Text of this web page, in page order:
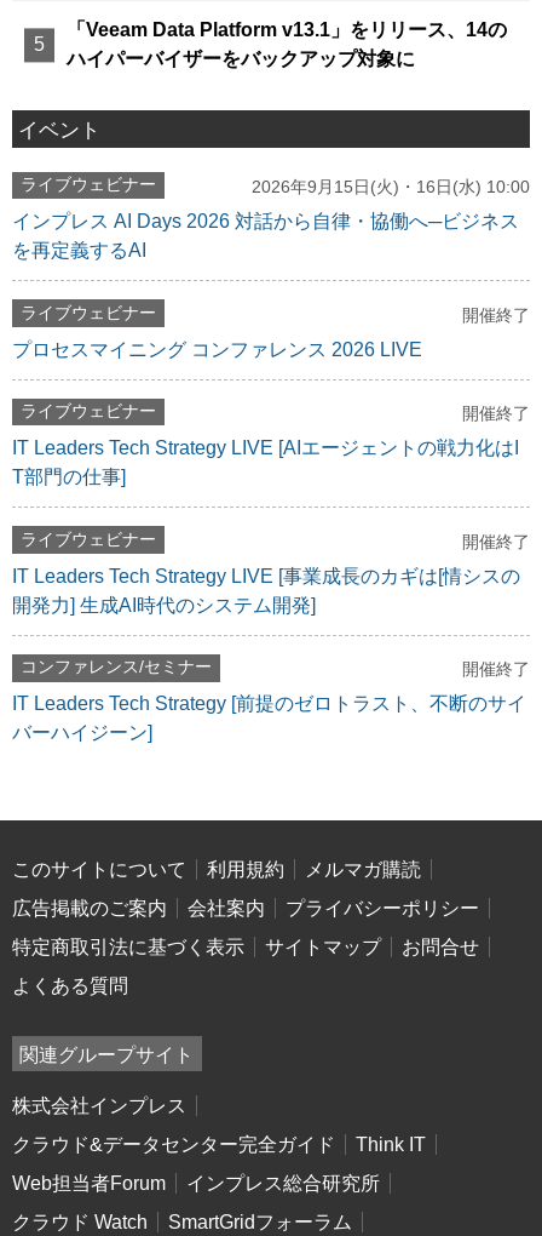
「Veeam Data Platform v13.1」をリリース、14の
ハイパーバイザーをバックアップ対象に
イベント
ライブウェビナー 2026年9月15日(火)・16日(水) 10:00
インプレス AI Days 2026 対話から自律・協働へ─ビジネス
を再定義するAI
ライブウェビナー 開催終了
プロセスマイニング コンファレンス 2026 LIVE
ライブウェビナー 開催終了
IT Leaders Tech Strategy LIVE [AIエージェントの戦力化はI
T部門の仕事]
ライブウェビナー 開催終了
IT Leaders Tech Strategy LIVE [事業成長のカギは[情シスの
開発力] 生成AI時代のシステム開発]
コンファレンス/セミナー 開催終了
IT Leaders Tech Strategy [前提のゼロトラスト、不断のサイ
バーハイジーン]
このサイトについて 利用規約
メルマガ購読
広告掲載のご案内
会社案内
プライバシーポリシー
特定商取引法に基づく表示
サイトマップ
お問合せ
よくある質問
関連グループサイト
株式会社インプレス
クラウド&データセンター完全ガイド
Think IT
Web担当者Forum
インプレス総合研究所
クラウド Watch
SmartGridフォーラム